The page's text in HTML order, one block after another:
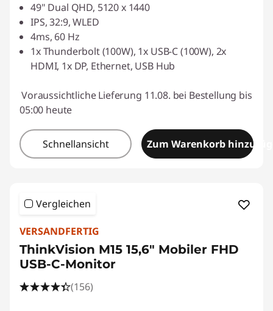
49" Dual QHD, 5120 x 1440
IPS, 32:9, WLED
4ms, 60 Hz
1x Thunderbolt (100W), 1x USB-C (100W), 2x
HDMI, 1x DP, Ethernet, USB Hub
Voraussichtliche Lieferung 11.08. bei Bestellung bis
05:00 heute
Schnellansicht Zum Warenkorb
Vergleichen
VERSANDFERTIG
ThinkVision M15 15,6" Mobiler FHD
USB-C-Monitor
(156)